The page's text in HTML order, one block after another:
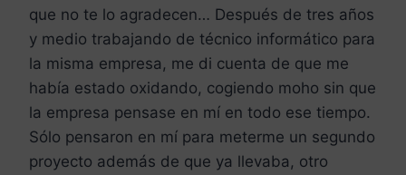
que no te lo agradecen… Después de tres años
y medio trabajando de técnico informático para
la misma empresa, me di cuenta de que me
había estado oxidando, cogiendo moho sin que
la empresa pensase en mí en todo ese tiempo.
Sólo pensaron en mí para meterme un segundo
proyecto además de que ya llevaba, otro